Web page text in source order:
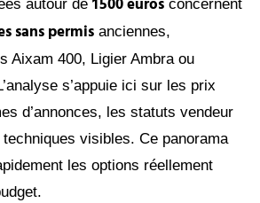
autour de
concernent
sans permis anciennes,
Aixam 400, Ligier Ambra ou
s’appuie ici sur les prix
d’annonces, les statuts vendeur
visibles. Ce panorama
les options réellement